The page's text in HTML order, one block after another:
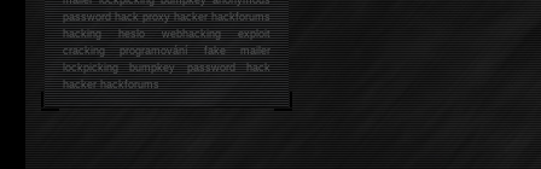
password hack proxy hacker hackforums
hacking heslo webhacking exploit
cracking programování fake mailer
lockpicking bumpkey password hack
hackerhackforums